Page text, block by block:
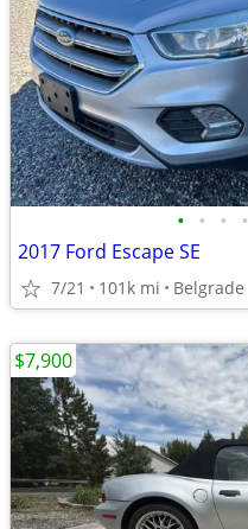
• • • •
2017 Ford Escape SE
7/21 101k mi Belgrade
$7,900